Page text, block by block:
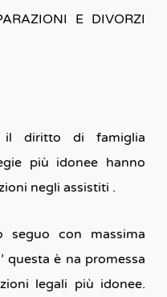
E DIVORZI
il diritto di famiglia
più idonee hanno
negli assistiti .
seguo con massima
questa è na promessa
legali più idonee.